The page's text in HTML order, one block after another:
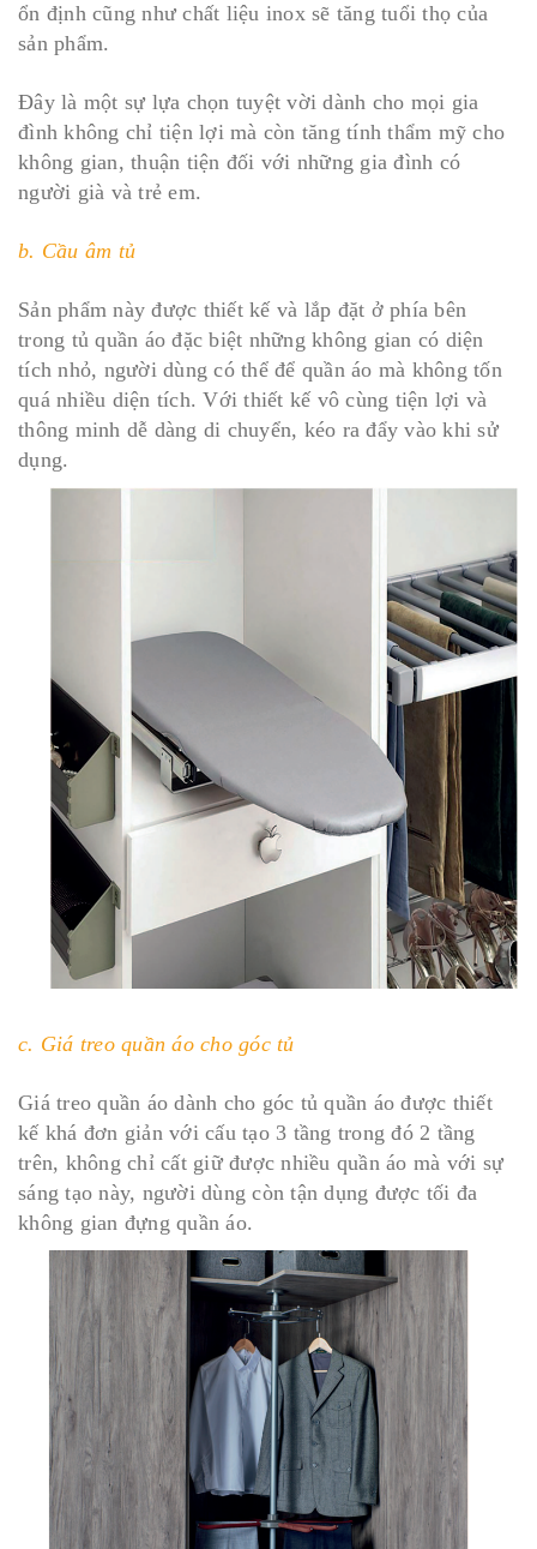
ổn định cũng như chất liệu inox sẽ tăng tuổi thọ của
sản phẩm.
Đây là một sự lựa chọn tuyệt vời dành cho mọi gia
đình không chỉ tiện lợi mà còn tăng tính thẩm mỹ cho
không gian, thuận tiện đối với những gia đình có
người già và trẻ em.
b. Cầu âm tủ
Sản phẩm này được thiết kế và lắp đặt ở phía bên
trong tủ quần áo đặc biệt những không gian có diện
tích nhỏ, người dùng có thể để quần áo mà không tốn
quá nhiều diện tích. Với thiết kế vô cùng tiện lợi và
thông minh dễ dàng di chuyển, kéo ra đẩy vào khi sử
dụng.
c. Giá treo quần áo cho góc tủ
Giá treo quần áo dành cho góc tủ quần áo được thiết
kế khá đơn giản với cấu tạo 3 tầng trong đó 2 tầng
trên, không chỉ cất giữ được nhiều quần áo mà với sự
sáng tạo này, người dùng còn tận dụng được tối đa
không gian đựng quần áo.